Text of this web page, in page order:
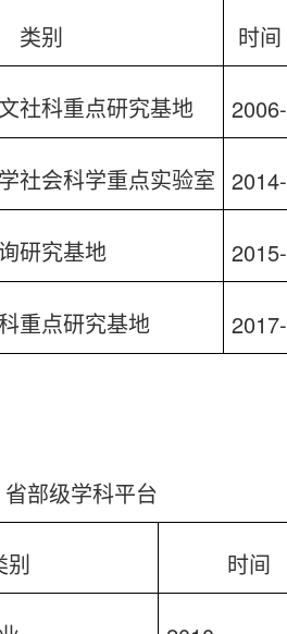
类别 时间
社科重点研究基地 2006-
社会科学重点实验室 2014-
研究基地 2015-
重点研究基地 2017-
省部级学科平台
别 时间